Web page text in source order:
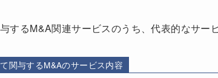
するM&A関連サービスのうち、代表的なサー
関与するM&Aのサービス内容